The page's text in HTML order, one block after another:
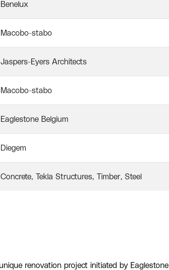
Benelux
Macobo-stabo
Jaspers-Eyers Architects
Macobo-stabo
Eaglestone Belgium
Diegem
Concrete Tekla Structures Timber Steel
renovation project initiated by Eaglestone